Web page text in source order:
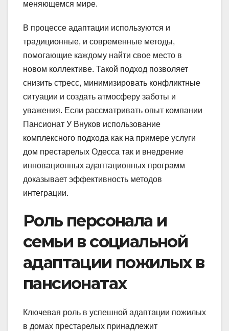
меняющемся мире.
В процессе адаптации используются и
традиционные, и современные методы,
помогающие каждому найти свое место в
новом коллективе. Такой подход позволяет
снизить стресс, минимизировать конфликтные
ситуации и создать атмосферу заботы и
уважения. Если рассматривать опыт компании
Пансионат У Внуков использование
комплексного подхода как на примере услуги
дом престарелых Одесса так и внедрение
инновационных адаптационных программ
доказывает эффективность методов
интеграции.
Роль персонала и
семьи в социальной
адаптации пожилых в
пансионатах
Ключевая роль в успешной адаптации пожилых
в домах престарелых принадлежит